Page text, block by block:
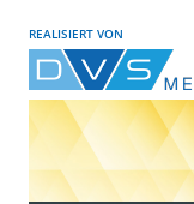
REALISIERT VON